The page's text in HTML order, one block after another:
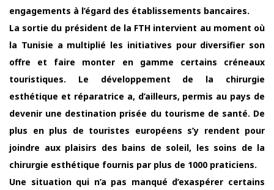
engagements à l’égard des établissements bancaires.
La sortie du président de la FTH intervient au moment où
la Tunisie a multiplié les initiatives pour diversifier son
offre et faire monter en gamme certains créneaux
touristiques. Le développement de la chirurgie
esthétique et réparatrice a, d’ailleurs, permis au pays de
devenir une destination prisée du tourisme de santé. De
plus en plus de touristes européens s’y rendent pour
joindre aux plaisirs des bains de soleil, les soins de la
chirurgie esthétique fournis par plus de 1000 praticiens.
Une situation qui n’a pas manqué d’exaspérer certains